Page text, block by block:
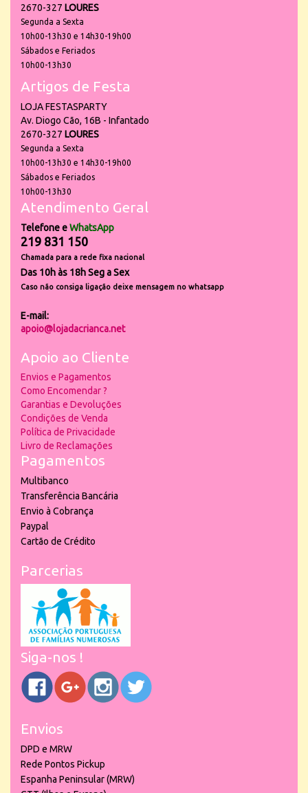
2670-327 LOURES
Segunda a Sexta
10h00-13h30 e 14h30-19h00
Sábados e Feriados
10h00-13h30
Artigos de Festa
LOJA FESTASPARTY
Av. Diogo Cão, 16B - Infantado
2670-327 LOURES
Segunda a Sexta
10h00-13h30 e 14h30-19h00
Sábados e Feriados
10h00-13h30
Atendimento Geral
Telefone eWhatsApp
219 831 150
Chamada para a rede fixa nacional
Das 10h às 18h Seg a Sex
Caso não consiga ligação deixe mensagem no whatsapp
E-mail:
apoio@lojadacrianca.net
Apoio ao Cliente
Envios e Pagamentos
Como Encomendar ?
Garantias e Devoluções
Condições de Venda
Política de Privacidade
Livro de Reclamações
Pagamentos
Multibanco
Transferência Bancária
Envio à Cobrança
Paypal
Cartão de Crédito
Parcerias
Siga-nos !
Envios
DPD e MRW
Rede Pontos Pickup
Espanha Peninsular (MRW)